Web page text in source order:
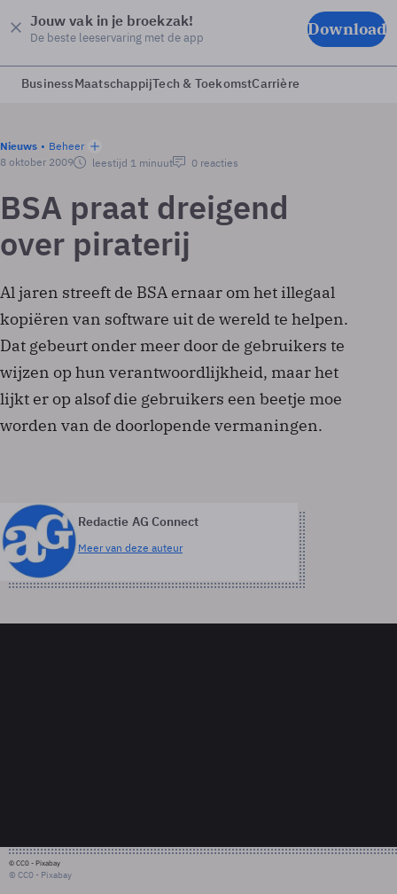
Jouw vak in je broekzak!
De beste leeservaring met de app Download
BusinessMaatschappijTech & ToekomstCarrière
Nieuws
Beheer
8 oktober 2009
leestijd 1 minuut 0 reacties
BSA praat dreigend
over piraterij
Al jaren streeft de BSA ernaar om het illegaal
kopiëren van software uit de wereld te helpen.
Dat gebeurt onder meer door de gebruikers te
wijzen op hun verantwoordlijkheid, maar het
lijkt er op alsof die gebruikers een beetje moe
worden van de doorlopende vermaningen.
Redactie AG Connect
Meer van deze auteur
© CC0 - Pixabay
© CC0 - Pixabay